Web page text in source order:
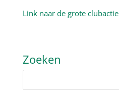
Link naar de grote clubactie
Zoeken